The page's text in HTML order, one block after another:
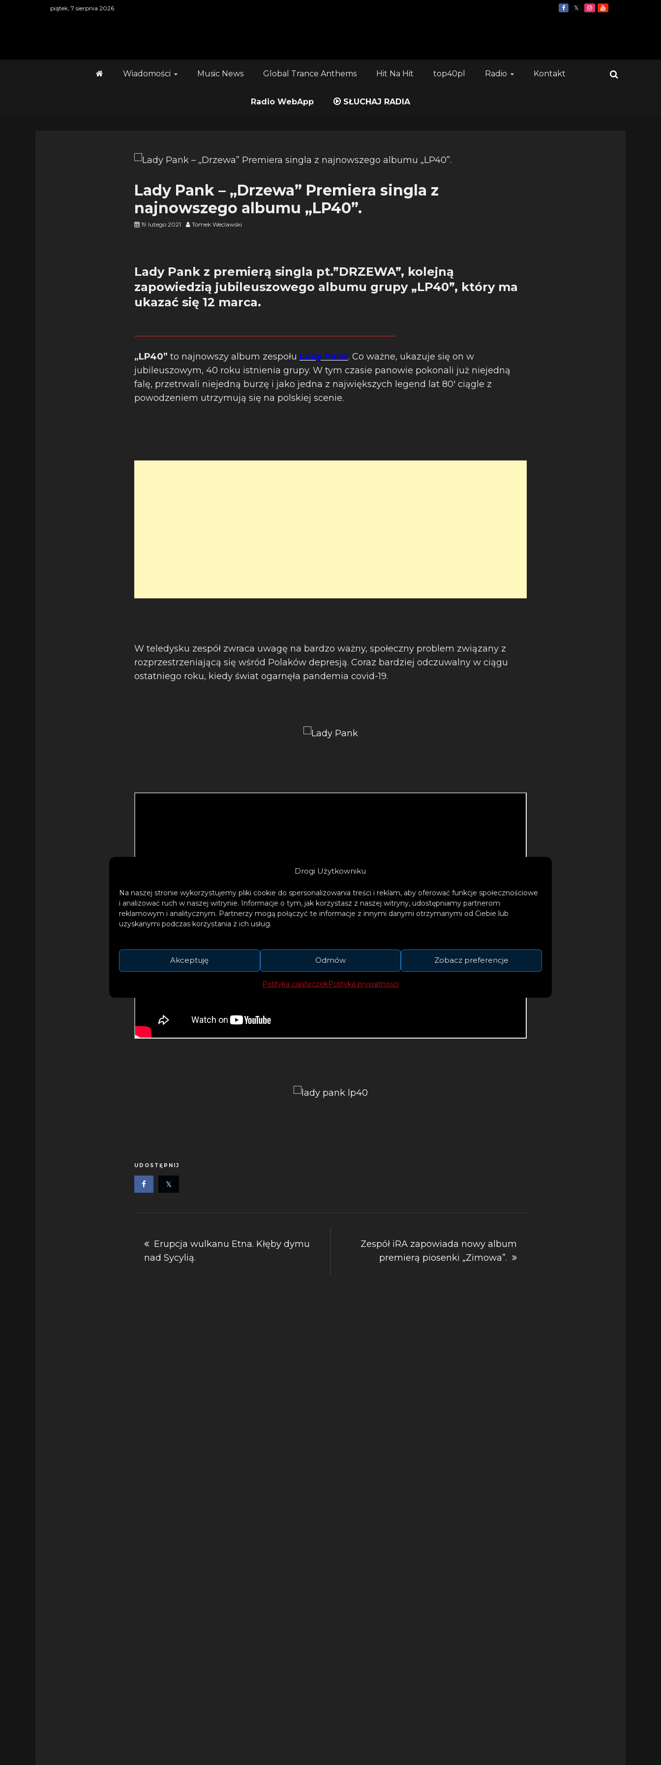
Drogi Użytkowniku
Na naszej stronie wykorzystujemy pliki cookie do spersonalizowania treści i reklam, aby oferować funkcje społecznościowe
i analizować ruch w naszej witrynie. Informacje o tym, jak korzystasz z naszej witryny, udostępniamy partnerom
reklamowym i analitycznym. Partnerzy mogą połączyć te informacje z innymi danymi otrzymanymi od Ciebie lub
uzyskanymi podczas korzystania z ich usług.
Akceptuję Odmów Zobacz preferencje
Polityka ciasteczekPolityka prywatności
piątek, 7 sierpnia 2026
Wiadomości Music News Global Trance Anthems Hit Na Hit top40pl Radio Kontakt
Radio WebApp SŁUCHAJ RADIA
Lady Pank – „Drzewa” Premiera singla z
najnowszego albumu „LP40”.
19 lutego 2021 Tomek Weclawski
Lady Pank z premierą singla pt.”DRZEWA”, kolejną
zapowiedzią jubileuszowego albumu grupy „LP40”, który ma
ukazać się 12 marca.
„LP40” to najnowszy album zespołu Lady Pank. Co ważne, ukazuje się on w
jubileuszowym, 40 roku istnienia grupy. W tym czasie panowie pokonali już niejedną
falę, przetrwali niejedną burzę i jako jedna z największych legend lat 80′ ciągle z
powodzeniem utrzymują się na polskiej scenie.
W teledysku zespół zwraca uwagę na bardzo ważny, społeczny problem związany z
rozprzestrzeniającą się wśród Polaków depresją. Coraz bardziej odczuwalny w ciągu
ostatniego roku, kiedy świat ogarnęła pandemia covid-19.
UDOSTĘPNIJ
Nawigacja
wpisu
Erupcja wulkanu Etna. Kłęby dymu
nad Sycylią.
Zespół iRA zapowiada nowy album
premierą piosenki „Zimowa”.